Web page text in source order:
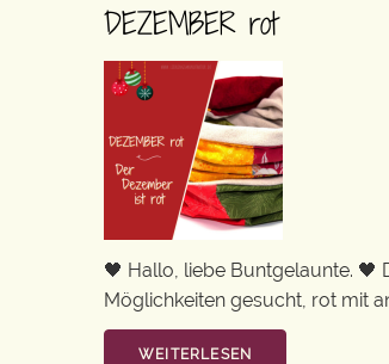
DEZEMBER rot
🖤 Hallo, liebe Buntgelaunte. 🖤
Möglichkeiten gesucht, rot mit
WEITERLESEN